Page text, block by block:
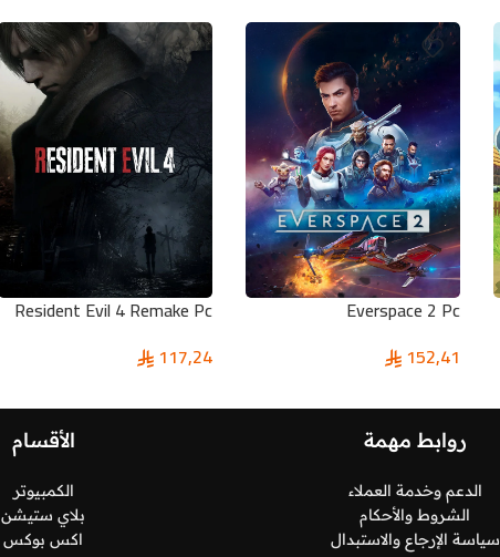
Everspace 2 Pc
152,41
Resident Evil 4 Remake Pc
117,24
روابط مهمة
الدعم وخدمة العملاء
الشروط والأحكام
سياسة الإرجاع والاستبدال
الأقسام
الكمبيوتر
بلاي ستيشن
اكس بوكس